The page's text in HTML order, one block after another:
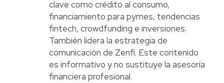
clave como crédito al consumo,
financiamiento para pymes, tendencias
fintech, crowdfunding e inversiones.
También lidera la estrategia de
comunicación de Zenfi. Este contenido
es informativo y no sustituye la asesoría
financiera profesional.